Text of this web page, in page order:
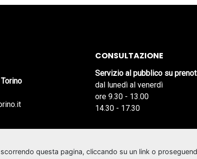
CONSULTAZIONE
Servizio al pubblico su
dal lunedì al venerdì
ore 9.30 - 13.00
14.30 - 17.30
questa pagina, cliccando su un link o